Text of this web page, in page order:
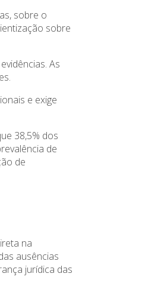
sobre o
sobre
As
e exige
38,5% dos
de
de
na
ausências
jurídica das